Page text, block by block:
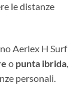
le distanze
Aerlex H Surf
o punta ibrida,
personali.